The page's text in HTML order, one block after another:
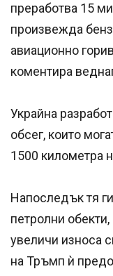
преработва 15
произвежда
авиационно
коментира
Украйна
обсег, които
1500 километра
Напоследък тя
петролни
увеличи износа
на Тръмп ѝ